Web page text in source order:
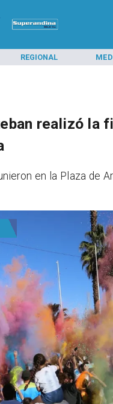
REGIONAL
realizó la
en la Plaza de